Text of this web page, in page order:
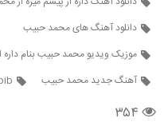
5307
مرتضی
۳۳۳ بازدید
دانلود آهنگ های محمد حبیب
موزیک ویدیو محمد حبیب بنام داره
آهنگ جدید محمد حبیب
۳۵۴